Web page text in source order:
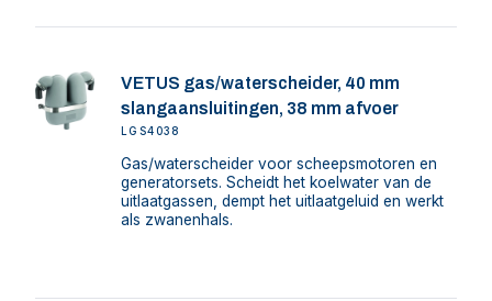
VETUS gas/waterscheider, 40 mm
slangaansluitingen, 38 mm afvoer
LGS4038
Gas/waterscheider voor scheepsmotoren en
generatorsets. Scheidt het koelwater van de
uitlaatgassen, dempt het uitlaatgeluid en werkt
als zwanenhals.